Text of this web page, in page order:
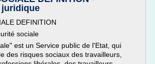
DEFINITION
sociale
est un Service public de l'Etat, qui
des risques sociaux des travailleurs,